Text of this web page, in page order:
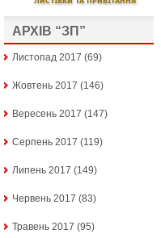
АРХІВ “ЗП”
Листопад 2017 (69)
Жовтень 2017 (146)
Вересень 2017 (147)
Серпень 2017 (119)
Липень 2017 (149)
Червень 2017 (83)
Травень 2017 (95)